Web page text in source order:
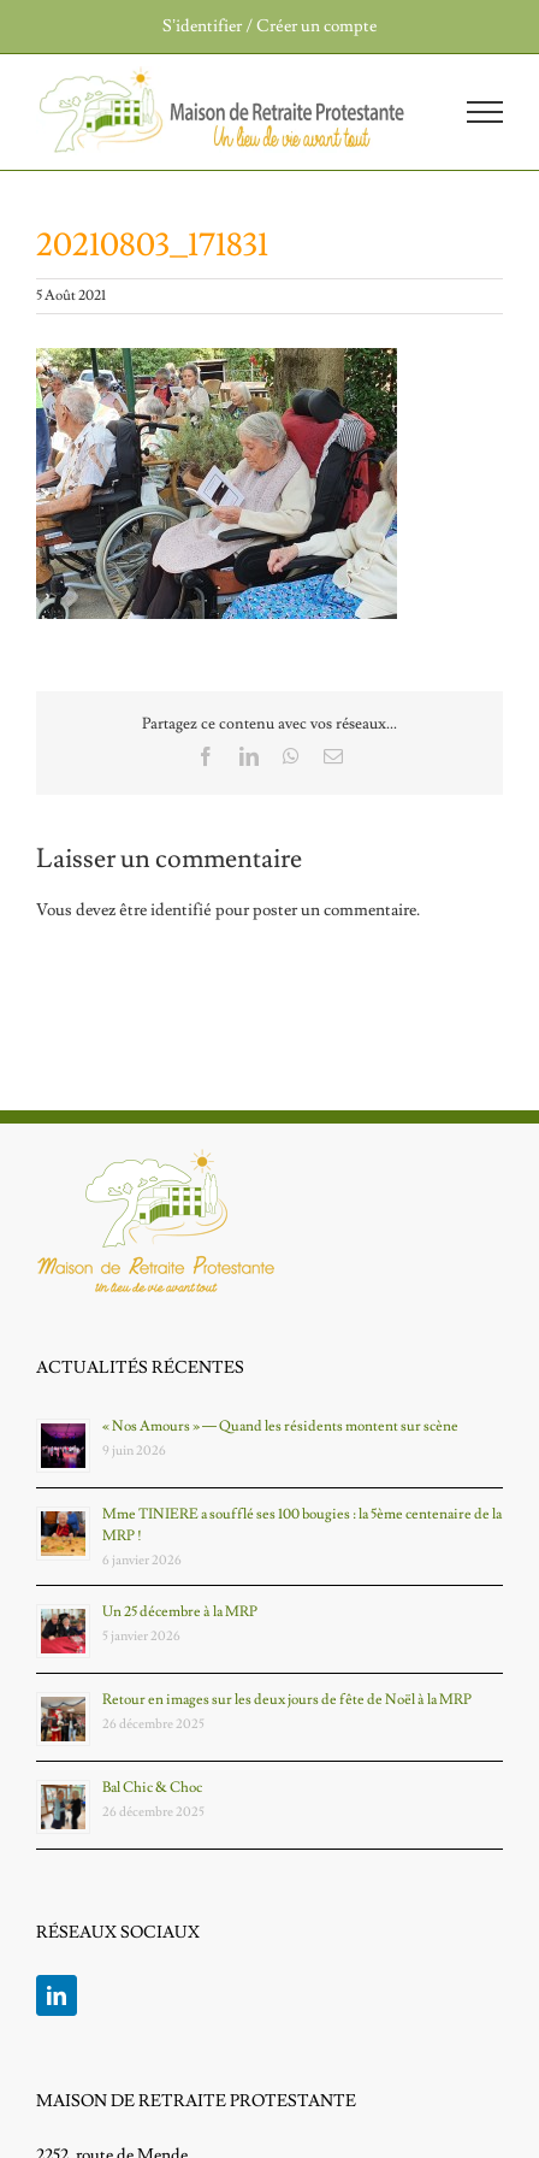
contenu
S’identifier / Créer un compte
20210803_171831
5 Août 2021
Partagez ce contenu avec vos réseaux...
FacebookLinkedInWhatsApp
Email
Laisser un commentaire
Vous devez êtreidentifié pour poster un commentaire.
ACTUALITÉS RÉCENTES
« Nos Amours » — Quand les résidents montent sur scène
9 juin 2026
Mme TINIERE a soufflé ses 100 bougies : la 5ème centenaire de la
MRP !
6 janvier 2026
Un 25 décembre à la MRP
5 janvier 2026
Retour en images sur les deux jours de fête de Noël à la MRP
26 décembre 2025
Bal Chic & Choc
26 décembre 2025
RÉSEAUX SOCIAUX
MAISON DE RETRAITE PROTESTANTE